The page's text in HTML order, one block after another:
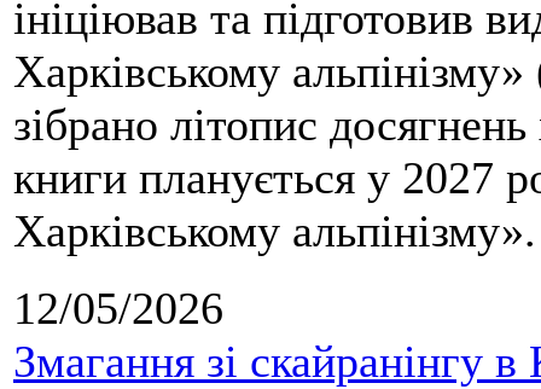
ініціював та підготовив
Харківському
зібрано літопис
книги планується у 2027
Харківському альпінізму».
12/05/2026
Змагання зі скайранінгу в